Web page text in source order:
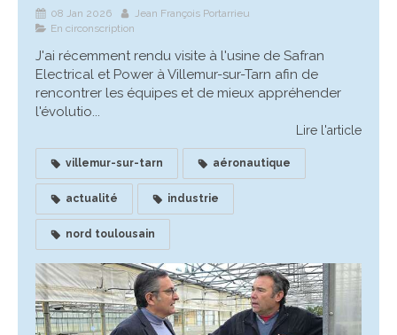
08 Jan 2026
Jean François Portarrieu
En circonscription
J'ai récemment rendu visite à l'usine de Safran
Electrical et Power à Villemur-sur-Tarn afin de
rencontrer les équipes et de mieux appréhender
l'évolutio...
Lire l'article
villemur-sur-tarn aéronautique
actualité industrie
nord toulousain